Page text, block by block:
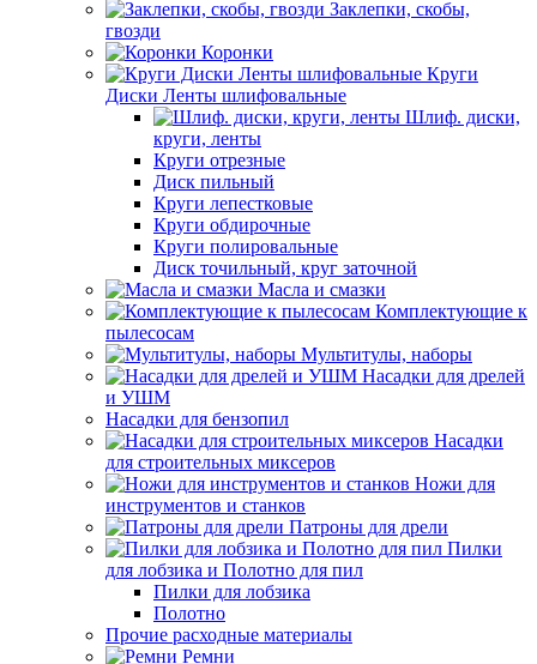
Заклепки, скобы,
гвозди
Коронки
Круги
Диски Ленты шлифовальные
Шлиф. диски,
круги, ленты
Круги отрезные
Диск пильный
Круги лепестковые
Круги обдирочные
Круги полировальные
Диск точильный, круг заточной
Масла и смазки
Комплектующие к
пылесосам
Мультитулы, наборы
Насадки для дрелей
и УШМ
Насадки для бензопил
Насадки
для строительных миксеров
Ножи для
инструментов и станков
Патроны для дрели
Пилки
для лобзика и Полотно для пил
Пилки для лобзика
Полотно
Прочие расходные материалы
Ремни